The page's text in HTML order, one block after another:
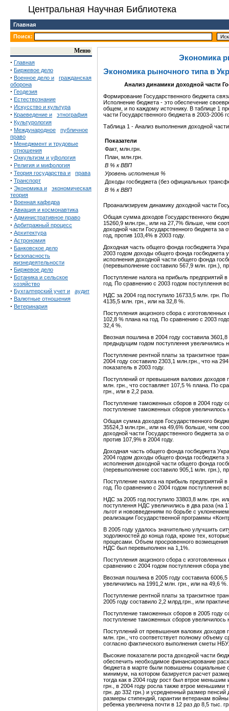
Центральная Научная Библиотека
Главная
Поиск:
Меню
· Главная
· Биржевое дело
· Военное дело и
гражданская
оборона
· Геодезия
· Естествознание
· Искусство и культура
· Краеведение и этнография
· Культурология
· Международное
публичное
право
· Менеджмент и трудовые
отношения
· Оккультизм и уфология
· Религия и мифология
· Теория государства и права
· Транспорт
· Экономика и
экономическая
теория
· Военная кафедра
· Авиация и космонавтика
· Административное право
· Арбитражный процесс
· Архитектура
· Астрономия
· Банковское дело
· Безопасность
жизнедеятельности
· Биржевое дело
· Ботаника и сельское
хозяйство
· Бухгалтерский учет и аудит
· Валютные отношения
· Ветеринария
Экономика
Экономика рыночного типа в
Анализ динамики доходной части Г
Формирование Государственного бюджета
Исполнение бюджета - это обеспечение
общем, и по каждому источнику. В таблице 1
части Государственного бюджета в 2003-2006
Таблица 1 - Анализ выполнения доходной
Показатели
Факт, млн.грн.
План, млн.грн.
В % к ВВП
Уровень исполнения %
Доходы госбюджета (без официальных
В % к ВВП
Проанализируем динамику доходной части
Общая сумма доходов Государственного
15260,9 млн.грн., или на 27,7% більше, чем
доходной части Государственного бюджета за
год, против 103,4% в 2003 году.
Доходная часть общего фонда госбюджета
2003 годом доходы общего фонда госбюджета
исполнения доходной части общего фонда
(перевыполнение составило 567,9 млн. грн.),
Поступление налога на прибыль предприятий
год. По сравнению с 2003 годом поступлення
НДС за 2004 год поступило 16733,5 млн. грн.
4135,5 млн. грн., или на 32,8 %.
Поступления акцизного сбора с
102,8 % плана на год. По сравнению с 2003
32,4 %.
Ввозная пошлина в 2004 году составила
предыдущим годом поступлення увеличились
Поступление рентной платы за транзитное
2004 году составило 2303,1 млн.грн., что на
показатель в 2003 году.
Поступлений от превышения валових доходов
млн. грн., что составляет 107,5 % плана. По
грн., или в 2,2 раза.
Поступление таможенных сборов в 2004 году
поступление таможенных сборов увеличилось
Общая сумма доходов Государственного
35524,3 млн.грн., или на 49,6% больше, чем
доходной части Государственного бюджета за
против 107,9% в 2004 году.
Доходная часть общего фонда госбюджета
2004 годом доходы общего фонда госбюджета
исполнения доходной части общего фонда
(перевыполнение составило 905,1 млн. грн.),
Поступление налога на прибыль предприятий
год. По сравнению с 2004 годом поступлення
НДС за 2005 год поступило 33803,8 млн. грн.
поступлення НДС увеличились в два раза (на
льгот и нововведениям по борьбе с
реализации Государственной программы
В 2005 году удалось значительно улучшить
зодолжностей до конца года, кроме тех,
процесами. Объем просровенного
НДС был перевыполнен на 1,1%.
Поступления акцизного сбора с
сравнению с 2004 годом поступлення сбора
Ввозная пошлина в 2005 году составила
увеличились на 1991,2 млн. грн., или на 49,6 %.
Поступление рентной платы за транзитное
2005 году составило 2,2 млрд.грн., или
Поступление таможенных сборов в 2005 году
поступление таможенных сборов увеличилось
Поступлений от превышения валових доходов
млн. грн., что соответствует полному объему
согласно фактического выполнения сметы НБУ.
Высокие показатели роста доходной части
обеспечить необходимое финансирование
бюджета в марте были повышены социальные
минимум, на котором базируется расчет
тогда как в 2004 году рост был втрое
грн., в 2004 году росла также втрое
грн. до 332 грн.) и усредненный размер
размеры стипендий, гарантии ветеранам
ребенка увеличена почти в 12 раз до 8,5 тыс.